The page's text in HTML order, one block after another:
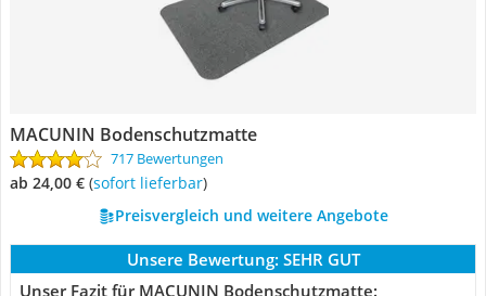
MACUNIN Bodenschutzmatte
717 Bewertungen
ab 24,00 € ( Sofort lieferbar)
Preisvergleich und weitere Angebote
Unsere Bewertung: SEHR GUT
Unser Fazit für MACUNIN Bodenschutzmatte: